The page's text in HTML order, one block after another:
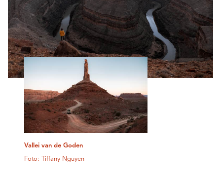
Vallei van de Goden
Foto: Tiffany Nguyen